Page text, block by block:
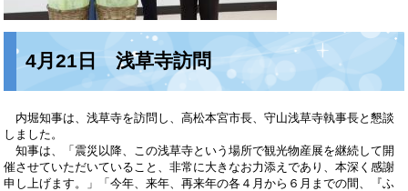
4月21日 浅草寺訪問
内堀知事は、浅草寺を訪問し、高松本宮市長、守山浅草寺執事長と懇談
しました。
知事は、「震災以降、この浅草寺という場所で観光物産展を継続して開
催させていただいていること、非常に大きなお力添えであり、本深く感謝
申し上げます。」「今年、来年、再来年の各４月から６月までの間、『ふ